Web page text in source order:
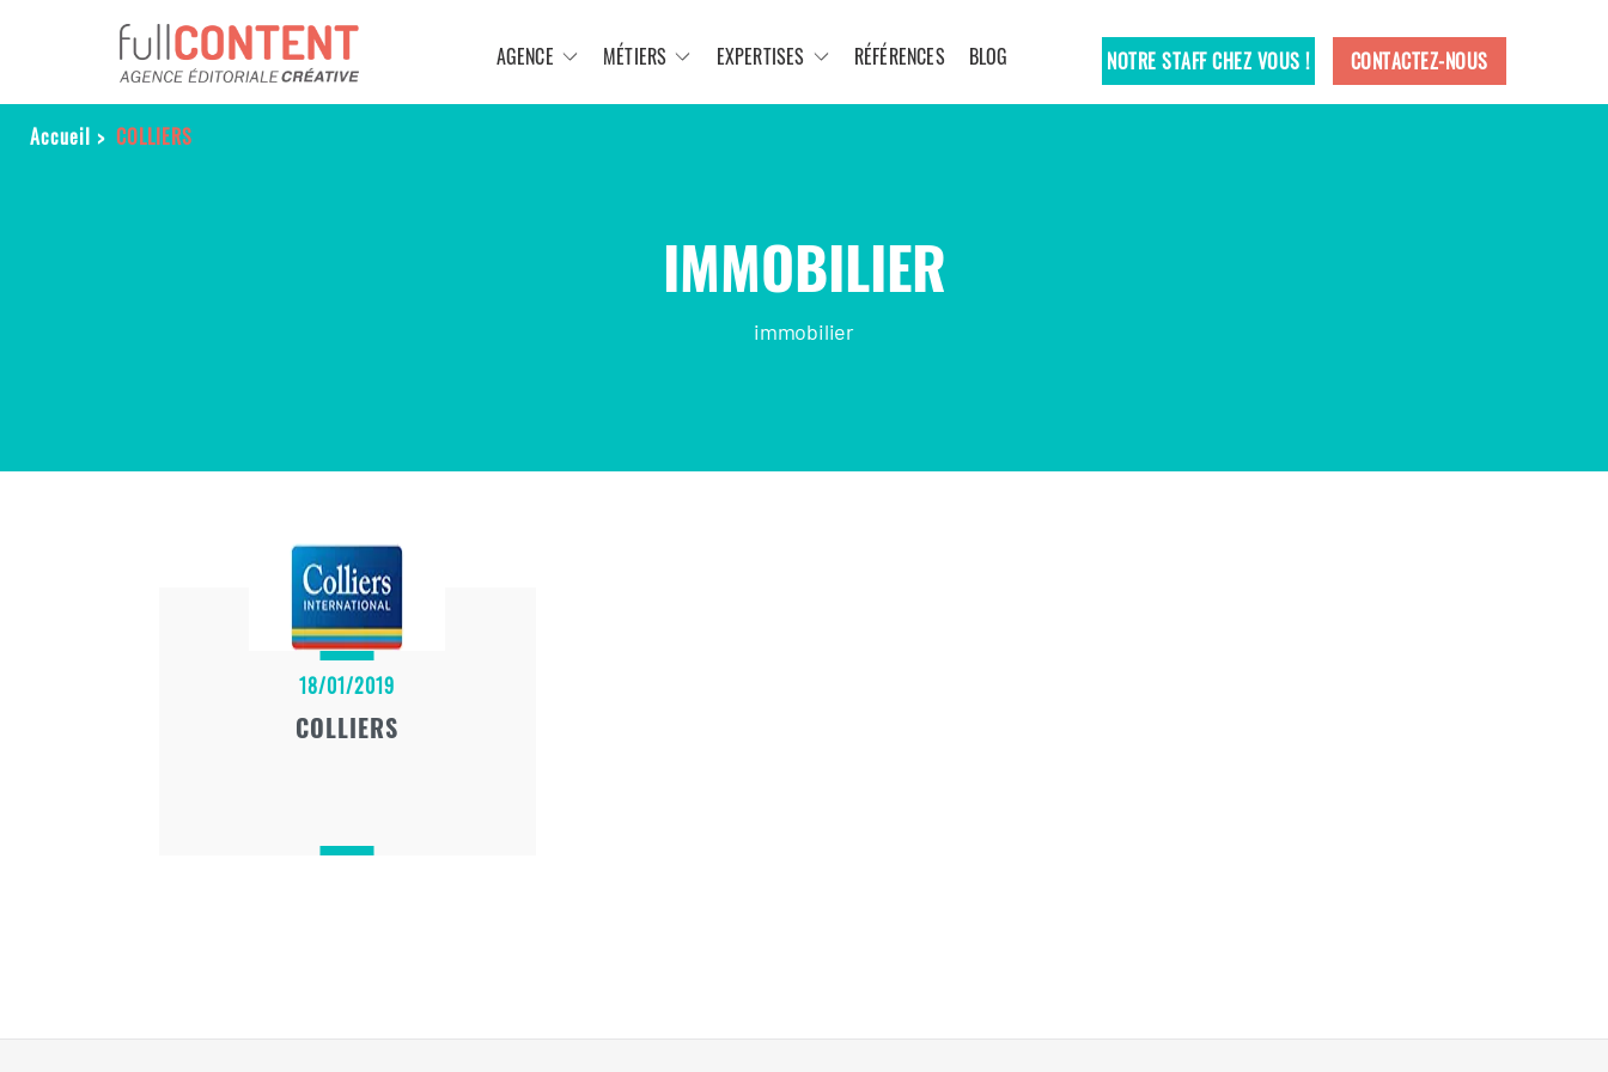
AGENCE MÉTIERS EXPERTISES RÉFÉRENCES BLOG NOTRE STAFF CHEZ VOUS ! CONTACTEZ-NOUS
Accueil > COLLIERS
IMMOBILIER
immobilier
18/01/2019
COLLIERS